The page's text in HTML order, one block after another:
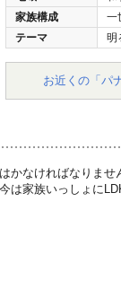
家族構成
一
テーマ
明
お近くの「パ
かなければなりま
家族いっしょに